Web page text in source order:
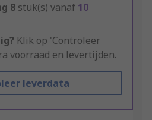
8 stuk(s) vanaf 10
Klik op 'Controleer
voorraad en levertijden.
leverdata